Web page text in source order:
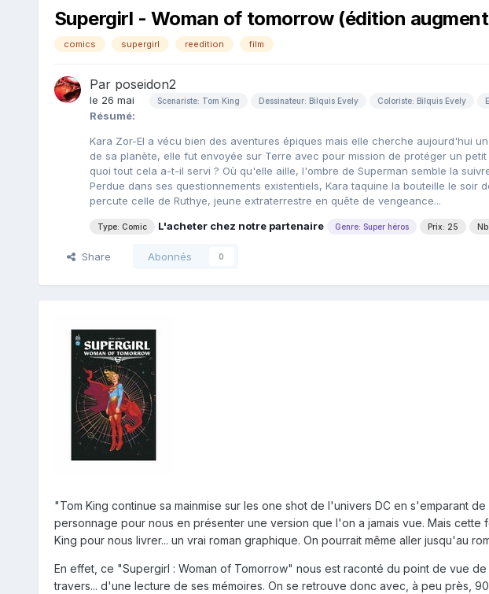
Supergirl - Woman of tomorrow (édition
comics supergirl reedition film
Par poseidon2
le 26 mai Scenariste: Tom King Dessinateur: Bilquis Evely Coloriste: Bilquis Evely
Résumé:
Kara Zor-El a vécu bien des aventures épiques mais elle cherche aujourd'hui
de sa planète, elle fut envoyée sur Terre avec pour mission de protéger un
quoi tout cela a-t-il servi ? Où qu'elle aille, l'ombre de Superman semble la
Perdue dans ses questionnements existentiels, Kara taquine la bouteille le soir
percute celle de Ruthye, jeune extraterrestre en quête de vengeance...
Type: Comic L'acheter chez notre partenaire Genre: Super héros Prix: 25
Share Abonnés 0
"Tom King continue sa mainmise sur les one shot de l'univers DC en s'emparant
personnage pour nous en présenter une version que l'on a jamais vue. Mais cette
King pour nous livrer... un vrai roman graphique. On pourrait même aller jusqu'au
En effet, ce "Supergirl : Woman of Tomorrow" nous est raconté du point de vue
travers... d'une lecture de ses mémoires. On se retrouve donc avec, à peu près,